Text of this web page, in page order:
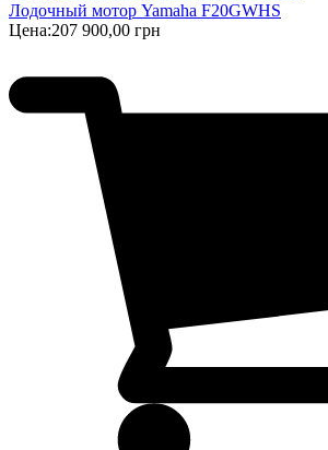
Лодочный мотор Yamaha F20GWHS
Цена:207 900,00 грн